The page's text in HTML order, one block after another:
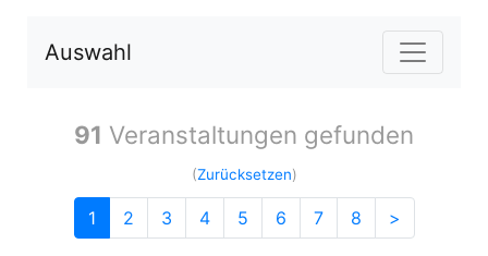
Auswahl
91 Veranstaltungen gefunden
(Zurücksetzen)
1 2 3 4 5 6 7 8 >